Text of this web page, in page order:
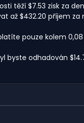
těží $7.53 zisk za
až $432.20 příjem
pouze kolem 0,08
byste odhadován